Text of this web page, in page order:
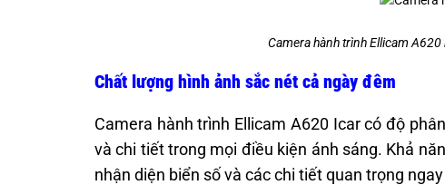
Camera hành trình Ellicam
Chất lượng hình ảnh sắc nét cả ngày đêm
Camera hành trình Ellicam A620 Icar có độ
và chi tiết trong mọi điều kiện ánh sáng. Khả
nhận diện biển số và các chi tiết quan trọng